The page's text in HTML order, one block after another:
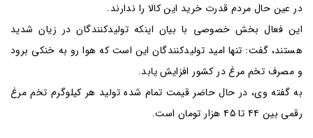
در عین حال مردم قدرت خرید این کالا را ندارند.
این فعال بخش خصوصی با بیان اینکه تولیدکنندگان در زیان شدید
هستند، گفت: تنها امید تولیدکنندگان این است که هوا رو به خنکی برود
و مصرف تخم مرغ در کشور افزایش یابد.
به گفته وی، در حال حاضر قیمت تمام شده تولید هر کیلوگرم تخم مرغ
رقمی بین ۴۴ تا ۴۵ هزار تومان است.